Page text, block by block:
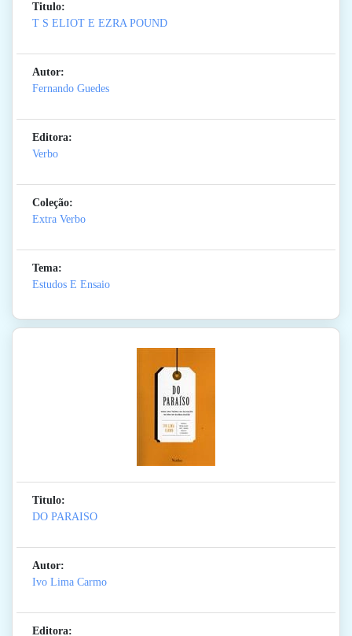
Titulo:
T S ELIOT E EZRA POUND
Autor:
Fernando Guedes
Editora:
Verbo
Coleção:
Extra Verbo
Tema:
Estudos E Ensaio
Titulo:
DO PARAISO
Autor:
Ivo Lima Carmo
Editora: